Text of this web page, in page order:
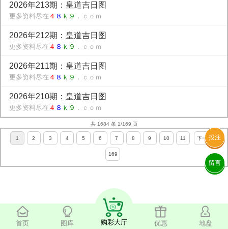
首页 图库 购彩大厅 优惠 地盘
投注
留言
2026年213期：皇道吉日图
更多资料尽在 ４ ８ ｋ９ ．ｃｏｍ
2026年212期：皇道吉日图
更多资料尽在 ４ ８ ｋ９ ．ｃｏｍ
2026年211期：皇道吉日图
更多资料尽在 ４ ８ ｋ９ ．ｃｏｍ
2026年210期：皇道吉日图
更多资料尽在 ４ ８ ｋ９ ．ｃｏｍ
共 1684 条 1/169 页
1 2 3 4 5 6 7 8 9 10 11 下一页
169